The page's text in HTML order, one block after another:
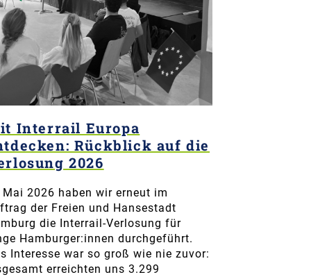
Interrail Europa
Rückblick auf die
2026
Mai 2026 haben wir erneut im
der Freien und Hansestadt
die Interrail-Verlosung für
Hamburger:innen durchgeführt.
Interesse war so groß wie nie zuvor:
erreichten uns 3.299